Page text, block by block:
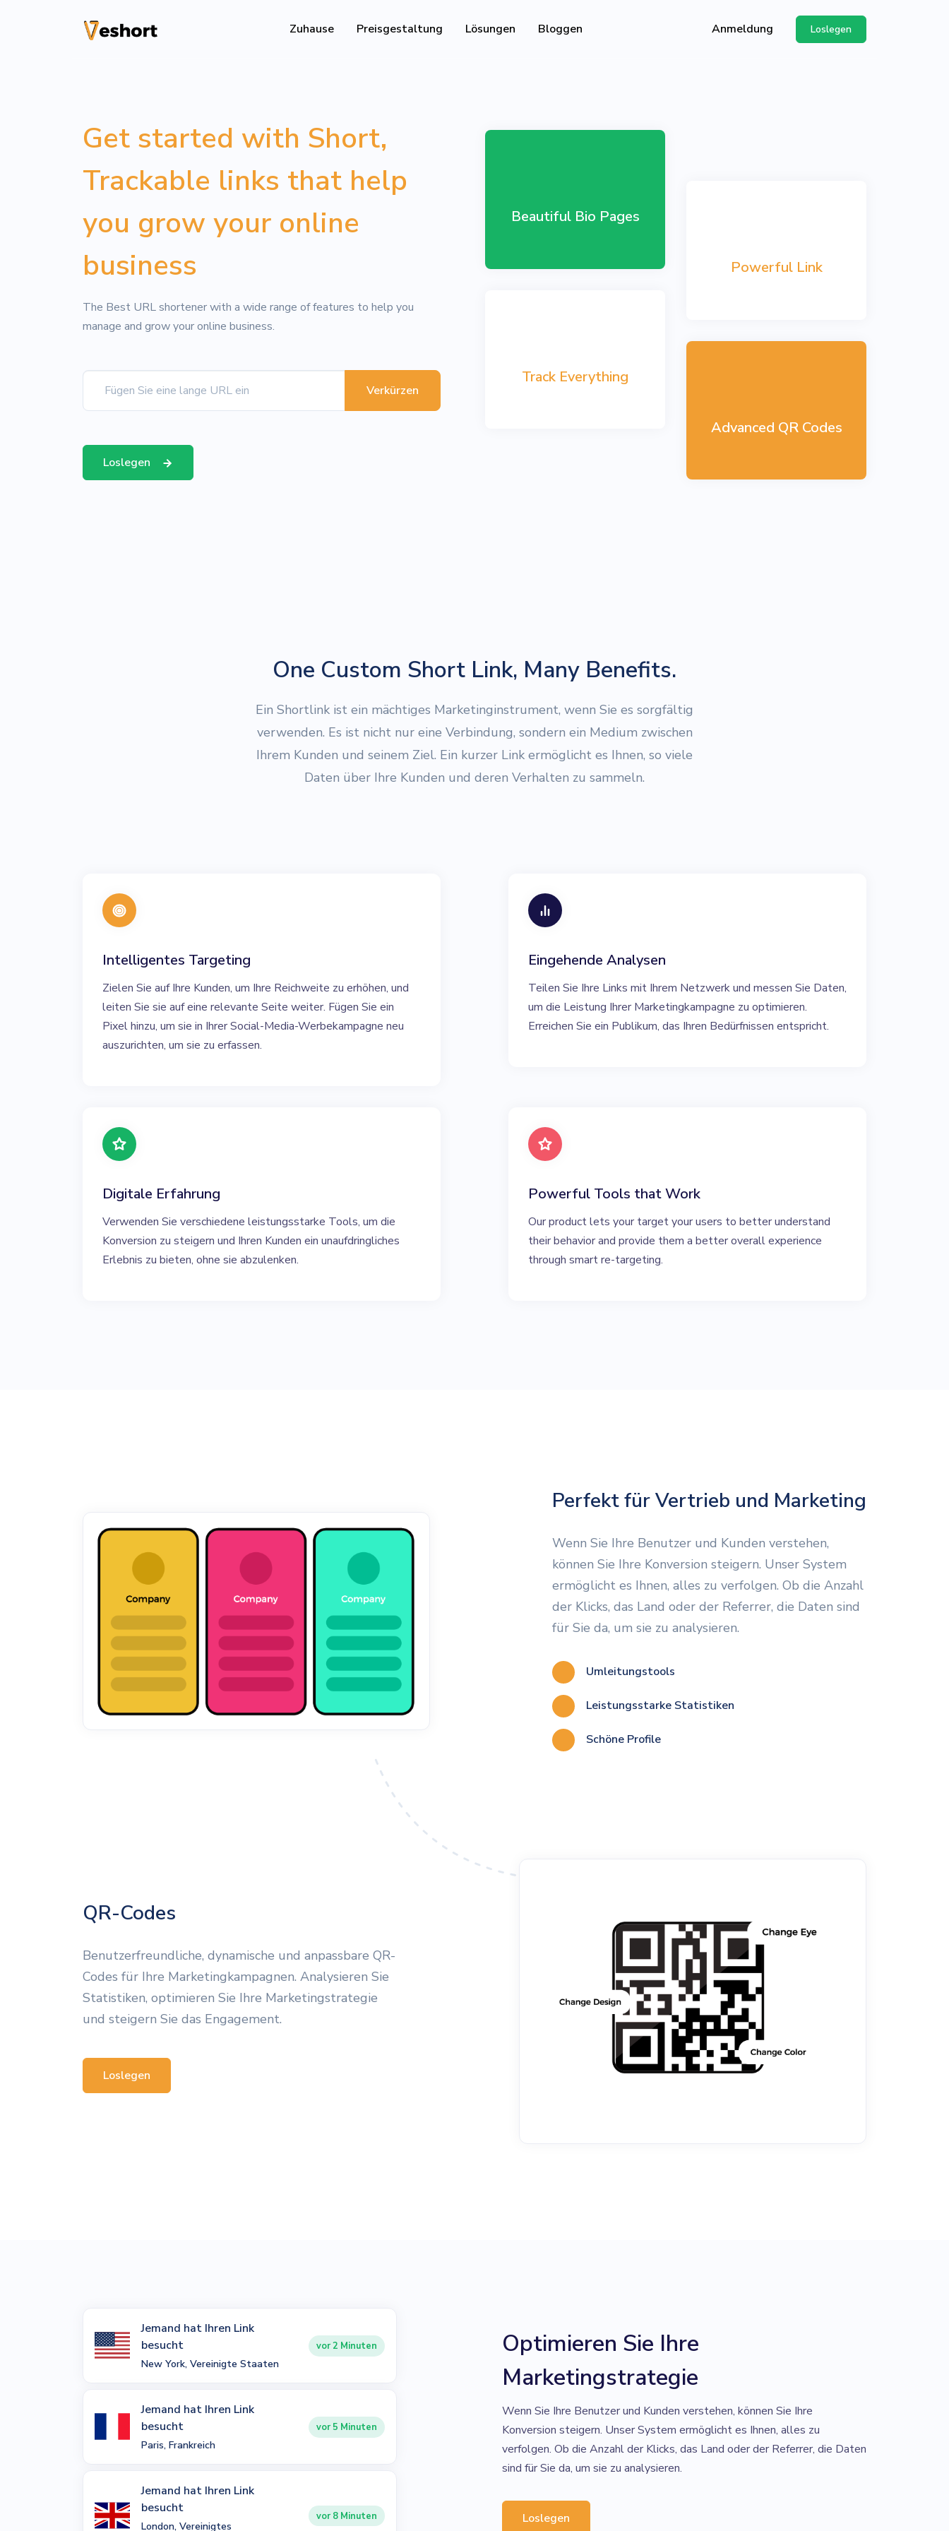
Zuhause Preisgestaltung Lösungen
Anpassbare und verfolgbare QR-Codes
Bio-Seiten
Konvertieren Sie Ihre Social-Media-Follower
File Hosting
Bloggen Anmeldung Loslegen
Beautiful Bio Pages
Track Everything
Powerful Link
Advanced QR Codes
Get started with Short,
Trackable links that help
you grow your online
business
The Best URL shortener with a wide range of features to help you
manage and grow your online business.
Verkürzen
Loslegen
One Custom Short Link, Many Benefits.
Ein Shortlink ist ein mächtiges Marketinginstrument, wenn Sie es sorgfältig
verwenden. Es ist nicht nur eine Verbindung, sondern ein Medium zwischen
Ihrem Kunden und seinem Ziel. Ein kurzer Link ermöglicht es Ihnen, so viele
Daten über Ihre Kunden und deren Verhalten zu sammeln.
Intelligentes Targeting
Zielen Sie auf Ihre Kunden, um Ihre Reichweite zu erhöhen, und
leiten Sie sie auf eine relevante Seite weiter. Fügen Sie ein
Pixel hinzu, um sie in Ihrer Social-Media-Werbekampagne neu
auszurichten, um sie zu erfassen.
Eingehende Analysen
Teilen Sie Ihre Links mit Ihrem Netzwerk und messen Sie Daten,
um die Leistung Ihrer Marketingkampagne zu optimieren.
Erreichen Sie ein Publikum, das Ihren Bedürfnissen entspricht.
Digitale Erfahrung
Verwenden Sie verschiedene leistungsstarke Tools, um die
Konversion zu steigern und Ihren Kunden ein unaufdringliches
Erlebnis zu bieten, ohne sie abzulenken.
Powerful Tools that Work
Our product lets your target your users to better understand
their behavior and provide them a better overall experience
through smart re-targeting.
Perfekt für Vertrieb und Marketing
Wenn Sie Ihre Benutzer und Kunden verstehen,
können Sie Ihre Konversion steigern. Unser System
ermöglicht es Ihnen, alles zu verfolgen. Ob die Anzahl
der Klicks, das Land oder der Referrer, die Daten sind
für Sie da, um sie zu analysieren.
Umleitungstools
Leistungsstarke Statistiken
Schöne Profile
QR-Codes
Benutzerfreundliche, dynamische und anpassbare QR-
Codes für Ihre Marketingkampagnen. Analysieren Sie
Statistiken, optimieren Sie Ihre Marketingstrategie
und steigern Sie das Engagement.
Loslegen
Jemand hat Ihren Link
besucht
New York, Vereinigte Staaten
vor 2 Minuten
Jemand hat Ihren Link
besucht
Paris, Frankreich
vor 5 Minuten
Jemand hat Ihren Link
besucht
London, Vereinigtes
vor 8 Minuten
Optimieren Sie Ihre
Marketingstrategie
Wenn Sie Ihre Benutzer und Kunden verstehen, können Sie Ihre
Konversion steigern. Unser System ermöglicht es Ihnen, alles zu
verfolgen. Ob die Anzahl der Klicks, das Land oder der Referrer, die Daten
sind für Sie da, um sie zu analysieren.
Loslegen